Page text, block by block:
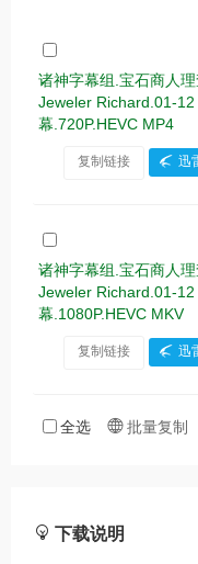
诸神字幕组.宝石商人
Jeweler Richard.01-
幕.720P.HEVC MP4
复制链接 迅
诸神字幕组.宝石商人
Jeweler Richard.01-
幕.1080P.HEVC MKV
复制链接 迅
全选 批量复制
下载说明